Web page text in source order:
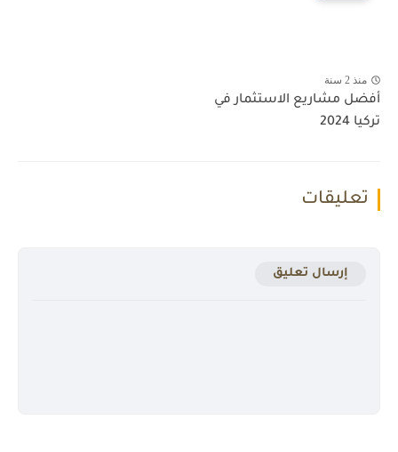
منذ 2 سنة
أفضل مشاريع الاستثمار في
تركيا 2024
تعليقات
إرسال تعليق